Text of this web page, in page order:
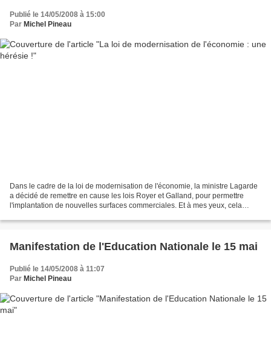
Publié le 14/05/2008 à 15:00
Par Michel Pineau
Dans le cadre de la loi de modernisation de l'économie, la ministre Lagarde
a décidé de remettre en cause les lois Royer et Galland, pour permettre
l'implantation de nouvelles surfaces commerciales. Et à mes yeux, cela
Manifestation de l'Education Nationale le 15 mai
Publié le 14/05/2008 à 11:07
Par Michel Pineau